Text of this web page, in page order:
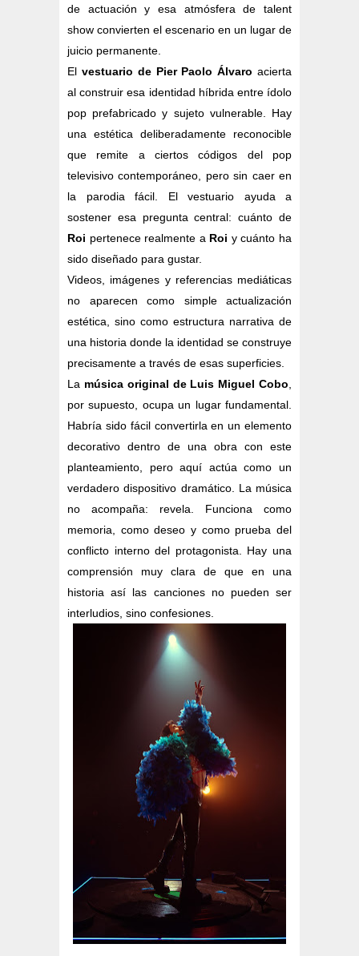
de actuación y esa atmósfera de talent
show convierten el escenario en un lugar de
juicio permanente.
El vestuario de Pier Paolo Álvaro acierta
al construir esa identidad híbrida entre ídolo
pop prefabricado y sujeto vulnerable. Hay
una estética deliberadamente reconocible
que remite a ciertos códigos del pop
televisivo contemporáneo, pero sin caer en
la parodia fácil. El vestuario ayuda a
sostener esa pregunta central: cuánto de
Roi pertenece realmente a Roi y cuánto ha
sido diseñado para gustar.
Videos, imágenes y referencias mediáticas
no aparecen como simple actualización
estética, sino como estructura narrativa de
una historia donde la identidad se construye
precisamente a través de esas superficies.
La música original de Luis Miguel Cobo,
por supuesto, ocupa un lugar fundamental.
Habría sido fácil convertirla en un elemento
decorativo dentro de una obra con este
planteamiento, pero aquí actúa como un
verdadero dispositivo dramático. La música
no acompaña: revela. Funciona como
memoria, como deseo y como prueba del
conflicto interno del protagonista. Hay una
comprensión muy clara de que en una
historia así las canciones no pueden ser
interludios, sino confesiones.